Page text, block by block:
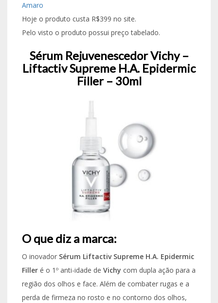
Amaro
Hoje o produto custa R$399 no site.
Pelo visto o produto possui preço tabelado.
Sérum Rejuvenescedor Vichy –
Liftactiv Supreme H.A. Epidermic
Filler – 30ml
O que diz a marca:
O inovador Sérum Liftactiv Supreme H.A. Epidermic
Filler é o 1º anti-idade de Vichy com dupla ação para a
região dos olhos e face. Além de combater rugas e a
perda de firmeza no rosto e no contorno dos olhos,